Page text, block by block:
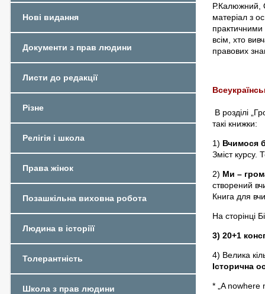
Р.Калюжний,
матеріал з
практичними
всім, хто
правових
В розділі
такі книжки:
1) Вчимося
Зміст курсу.
2) Ми –
створений
Книга для
На сторінці
3) 20+1
4) Велика
Історична
* „A nowhere
Нові видання
Документи з прав людини
Листи до редакції
Різне
Релігія і школа
Права жінок
Позашкільна виховна робота
Людина в історіїї
Толерантність
Школа з прав людини